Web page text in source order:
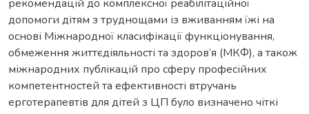
рекомендацій до комплексної реабілітаційної
допомоги дітям з труднощами із вживанням їжі на
основі Міжнародної класифікації функціонування,
обмеження життєдіяльності та здоров’я (МКФ), а також
міжнародних публікацій про сферу професійних
компетентностей та ефективності втручань
ерготерапевтів для дітей з ЦП було визначено чіткі